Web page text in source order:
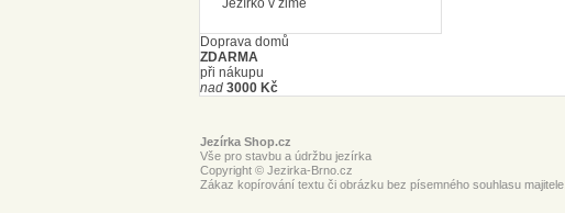
Jezírko v zimě
Doprava domů
ZDARMA
při nákupu
nad 3000 Kč
Jezírka Shop.cz
Vše pro stavbu a údržbu jezírka
Copyright © Jezirka-Brno.cz
Zákaz kopírování textu či obrázku bez písemného souhlasu majitele.